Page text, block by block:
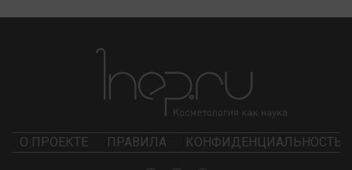
О ПРОЕКТЕ ПРАВИЛА КОНФИДЕНЦИАЛЬНОСТЬ